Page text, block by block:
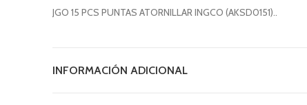
JGO 15 PCS PUNTAS ATORNILLAR INGCO (AKSD0151)..
INFORMACIÓN ADICIONAL